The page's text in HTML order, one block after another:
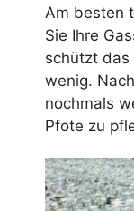
Am besten
Sie Ihre
schützt das
wenig.
nochmals
Pfote zu